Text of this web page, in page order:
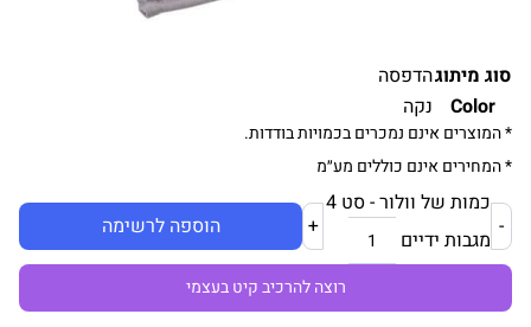
סוג מיתוגהדפסה
Color
נקה
* המוצרים אינם נמכרים בכמויות בודדות.
* המחירים אינם כוללים מע״מ
כמות של וולור - סט 4
מגבות ידיים
הוספה לרשימה
רוצה להרכיב קיט בעצמי